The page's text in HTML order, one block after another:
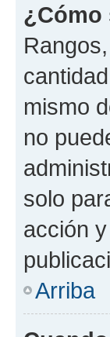
¿Cómo
mismo
no
solo
acción
Arriba